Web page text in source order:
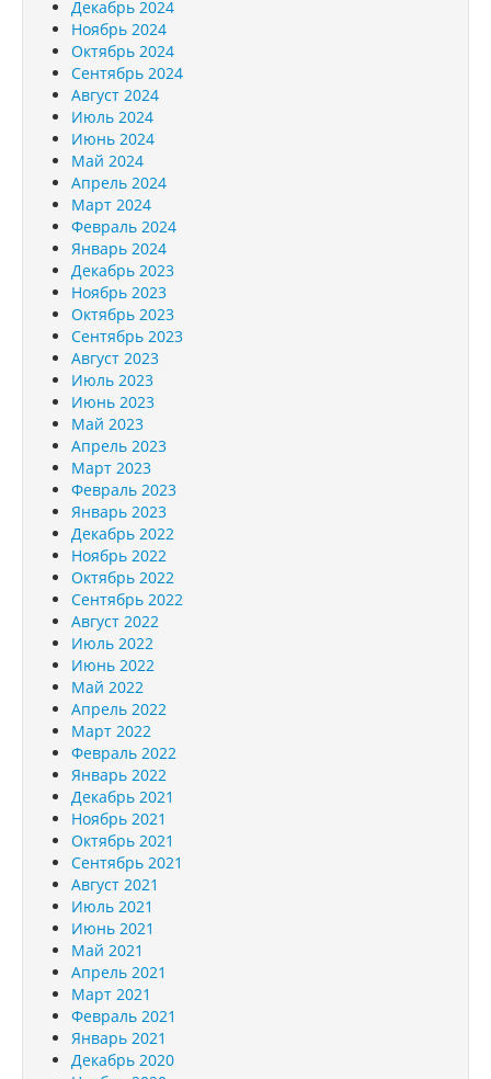
Декабрь 2024
Ноябрь 2024
Октябрь 2024
Сентябрь 2024
Август 2024
Июль 2024
Июнь 2024
Май 2024
Апрель 2024
Март 2024
Февраль 2024
Январь 2024
Декабрь 2023
Ноябрь 2023
Октябрь 2023
Сентябрь 2023
Август 2023
Июль 2023
Июнь 2023
Май 2023
Апрель 2023
Март 2023
Февраль 2023
Январь 2023
Декабрь 2022
Ноябрь 2022
Октябрь 2022
Сентябрь 2022
Август 2022
Июль 2022
Июнь 2022
Май 2022
Апрель 2022
Март 2022
Февраль 2022
Январь 2022
Декабрь 2021
Ноябрь 2021
Октябрь 2021
Сентябрь 2021
Август 2021
Июль 2021
Июнь 2021
Май 2021
Апрель 2021
Март 2021
Февраль 2021
Январь 2021
Декабрь 2020